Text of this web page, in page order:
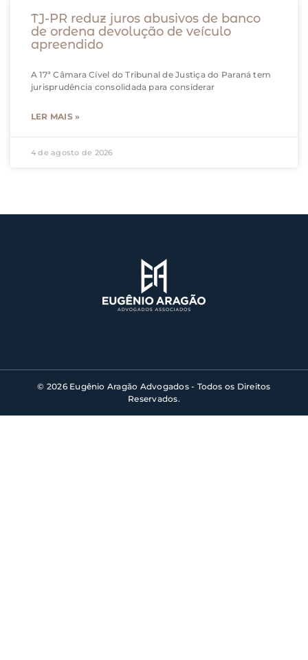
TJ-PR reduz juros abusivos de banco
de ordena devolução de veículo
apreendido
A 17ª Câmara Cível do Tribunal de Justiça do Paraná tem
jurisprudência consolidada para considerar
LER MAIS »
4 de agosto de 2026
© 2026 Eugênio Aragão Advogados - Todos os Direitos
Reservados.